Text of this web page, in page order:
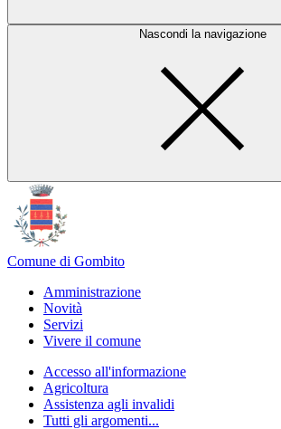
Nascondi la navigazione
Comune di Gombito
Amministrazione
Novità
Servizi
Vivere il comune
Accesso all'informazione
Agricoltura
Assistenza agli invalidi
Tutti gli argomenti...